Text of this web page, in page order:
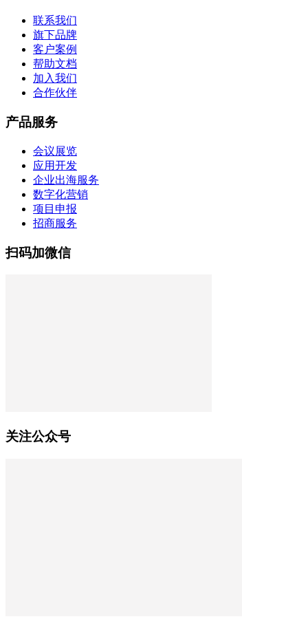
联系我们
旗下品牌
客户案例
帮助文档
加入我们
合作伙伴
产品服务
会议展览
应用开发
企业出海服务
数字化营销
项目申报
招商服务
扫码加微信
关注公众号